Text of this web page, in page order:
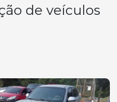
de veículos